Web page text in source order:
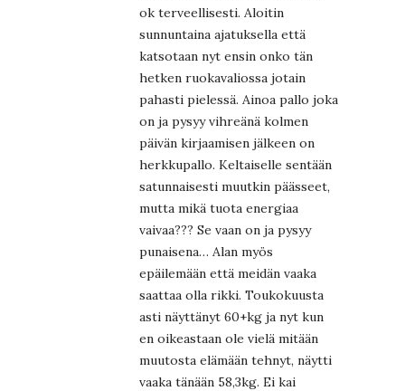
ok terveellisesti. Aloitin
sunnuntaina ajatuksella että
katsotaan nyt ensin onko tän
hetken ruokavaliossa jotain
pahasti pielessä. Ainoa pallo joka
on ja pysyy vihreänä kolmen
päivän kirjaamisen jälkeen on
herkkupallo. Keltaiselle sentään
satunnaisesti muutkin päässeet,
mutta mikä tuota energiaa
vaivaa??? Se vaan on ja pysyy
punaisena… Alan myös
epäilemään että meidän vaaka
saattaa olla rikki. Toukokuusta
asti näyttänyt 60+kg ja nyt kun
en oikeastaan ole vielä mitään
muutosta elämään tehnyt, näytti
vaaka tänään 58,3kg. Ei kai